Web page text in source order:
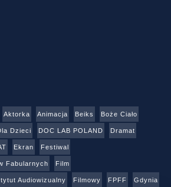
Aktorka Animacja Beiks Boże Ciało
Dzieci DOC LAB POLAND Dramat
Ekran Festiwal
Fabularnych Film
Audiowizualny Filmowy FPFF Gdynia